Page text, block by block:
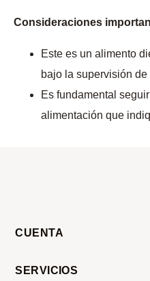
Consideraciones
Este es un alimento
bajo la supervisión
Es fundamental
alimentación que
CUENTA
SERVICIOS